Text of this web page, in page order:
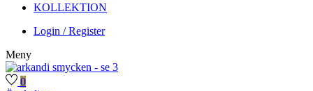
KOLLEKTION
Login / Register
Meny
0